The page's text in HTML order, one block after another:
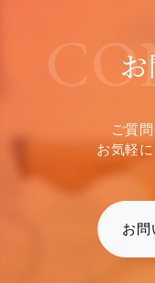
ご質
お気軽
お問